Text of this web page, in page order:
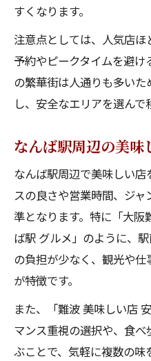
難波夜ご飯ラン
なんば駅周辺グ
すくなります。
注意点としては、人気店
予約やピークタイムを避
の繁華街は人通りも多い
し、安全なエリアを選んで
なんば駅周辺の美味
なんば駅周辺で美味しい
スの良さや営業時間、ジ
準となります。特に「大
ば駅 グルメ」のように、
の負担が少なく、観光や
が特徴です。
また、「難波 美味しい店
マンス重視の選択や、食
ぶことで、気軽に複数の味